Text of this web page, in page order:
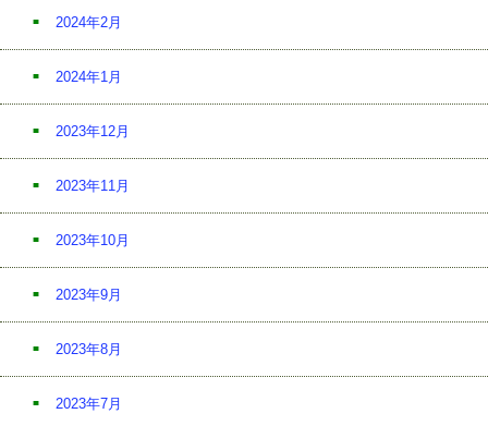
2024年2月
2024年1月
2023年12月
2023年11月
2023年10月
2023年9月
2023年8月
2023年7月